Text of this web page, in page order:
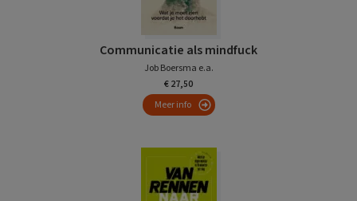
Communicatie als mindfuck
Job Boersma e.a.
€ 27,50
Meer info